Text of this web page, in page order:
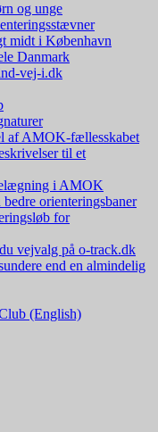
og unge
midt i København
Danmark
vej-i.dk
af AMOK-fællesskabet
til et
i AMOK
orienteringsbaner
for
vejvalg på o-track.dk
end en almindelig
(English)